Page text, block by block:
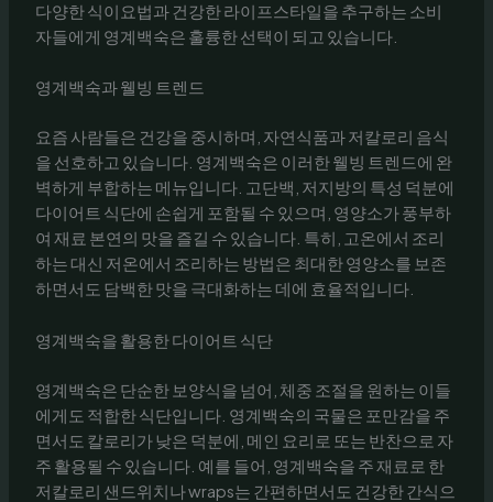
다양한 식이요법과 건강한 라이프스타일을 추구하는 소비
자들에게 영계백숙은 훌륭한 선택이 되고 있습니다.
영계백숙과 웰빙 트렌드
요즘 사람들은 건강을 중시하며, 자연식품과 저칼로리 음식
을 선호하고 있습니다. 영계백숙은 이러한 웰빙 트렌드에 완
벽하게 부합하는 메뉴입니다. 고단백, 저지방의 특성 덕분에
다이어트 식단에 손쉽게 포함될 수 있으며, 영양소가 풍부하
여 재료 본연의 맛을 즐길 수 있습니다. 특히, 고온에서 조리
하는 대신 저온에서 조리하는 방법은 최대한 영양소를 보존
하면서도 담백한 맛을 극대화하는 데에 효율적입니다.
영계백숙을 활용한 다이어트 식단
영계백숙은 단순한 보양식을 넘어, 체중 조절을 원하는 이들
에게도 적합한 식단입니다. 영계백숙의 국물은 포만감을 주
면서도 칼로리가 낮은 덕분에, 메인 요리로 또는 반찬으로 자
주 활용될 수 있습니다. 예를 들어, 영계백숙을 주 재료로 한
저칼로리 샌드위치나 wraps는 간편하면서도 건강한 간식으